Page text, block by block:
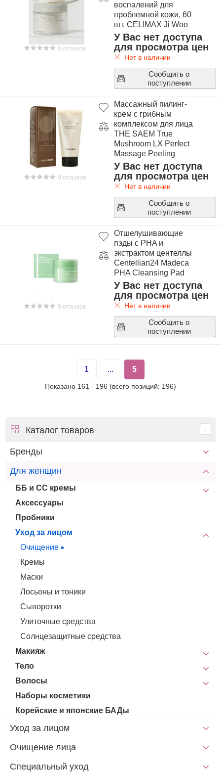
0 отзывов
воспалений для
проблемной кожи, 60
шт. CELIMAX Ji Woo
Gae Cica BHA Blemish
Toner Pad 60 pcs
У Вас нет доступа
для просмотра цен
Нет в наличии
Сообщить о
поступлении
0 отзывов
Массажный пилинг-
крем с грибным
комплексом для лица
THE SAEM True
Mushroom LX Perfect
Massage Peeling
Cream
У Вас нет доступа
для просмотра цен
Нет в наличии
Сообщить о
поступлении
0 отзывов
Отшелушивающие
пэды с PHA и
экстрактом центеллы
Centellian24 Madeca
PHA Cleansing Pad
У Вас нет доступа
для просмотра цен
Нет в наличии
Сообщить о
поступлении
1 ... 5
Показано 161 - 196 (всего позиций: 196)
Каталог товаров
Бренды
Для женщин
ББ и СС кремы
Аксессуары
Пробники
Уход за лицом
Очищение
Кремы
Маски
Лосьоны и тоники
Сыворотки
Улиточные средства
Солнцезащитные средства
Макияж
Тело
Волосы
Наборы косметики
Корейские и японские БАДы
Уход за лицом
Очищение лица
Специальный уход